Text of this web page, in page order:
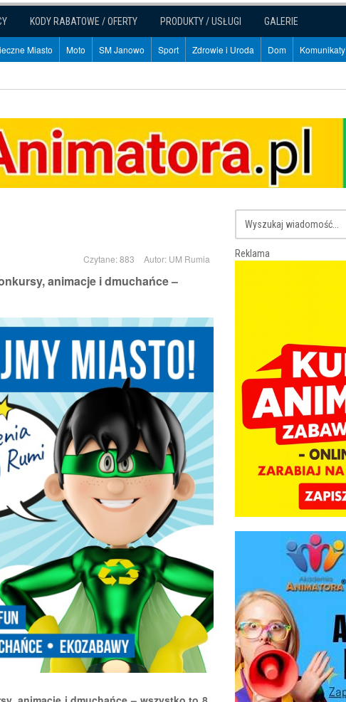
KODY RABATOWE / OFERTY PRODUKTY / USŁUGI GALERIE
Miasto Moto SM Janowo Sport Zdrowie i Uroda Dom Komunikaty
Czytane: 883 Autor: UM Rumia
animacje i dmuchańce –
Reklama